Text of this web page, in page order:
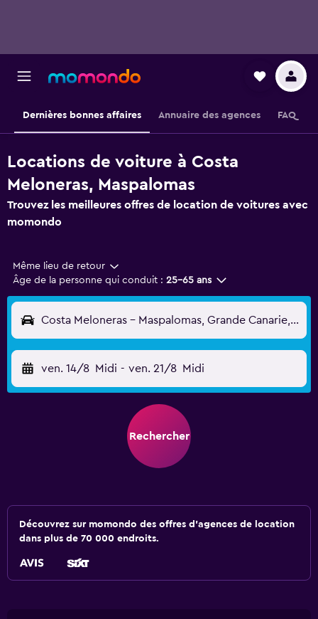
Dernières bonnes affaires Annuaire des agences FAQ
Locations de voiture à Costa
Meloneras, Maspalomas
Trouvez les meilleures offres de location de voitures avec
momondo
Même lieu de retour
Âge de la personne qui conduit : 25-65 ans
Costa Meloneras - Maspalomas, Grande Canarie, Espagne
ven. 14/8 Midi - ven. 21/8 Midi
Rechercher
Découvrez sur momondo des offres d'agences de location
dans plus de 70 000 endroits.